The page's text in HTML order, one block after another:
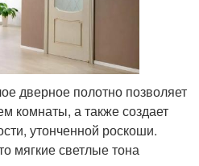
дверное полотно позволяет
комнаты, а также создает
утонченной роскоши.
мягкие светлые тона